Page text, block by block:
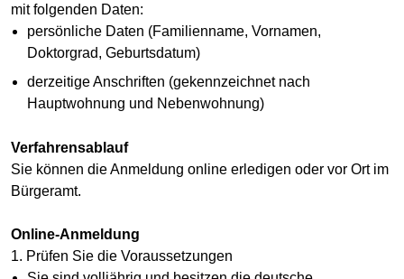
mit folgenden Daten:
persönliche Daten (Familienname, Vornamen,
Doktorgrad, Geburtsdatum)
derzeitige Anschriften (gekennzeichnet nach
Hauptwohnung und Nebenwohnung)
Verfahrensablauf
Sie können die Anmeldung online erledigen oder vor Ort im
Bürgeramt.
Online-Anmeldung
1. Prüfen Sie die Voraussetzungen